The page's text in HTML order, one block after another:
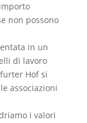
non possono
in un
di lavoro
Hof si
associazioni
i valori